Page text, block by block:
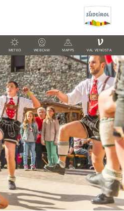
METEO WEBCAM MAPPS
V
VAL VENOSTA